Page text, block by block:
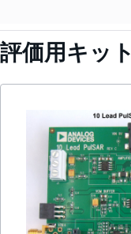
評価用キット